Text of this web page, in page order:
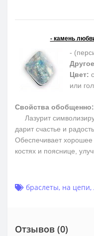
- камень
-
Цвет:
или
Свойства обобщенно:
Лазурит
дарит счастье и
Обеспечивает
костях и пояснице,
браслеты, на цепи,
Отзывов (0)